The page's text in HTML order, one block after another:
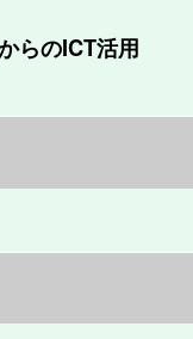
らのICT活用